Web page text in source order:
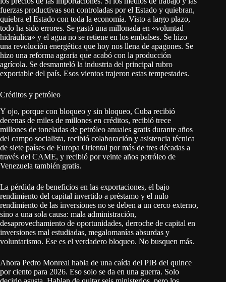
fuerzas productivas son controladas por el Estado y quiebran,
quiebra el Estado con toda la economía. Visto a largo plazo,
todo ha sido errores. Se gastó una millonada en «voluntad
hidráulica» y el agua no se retiene en los embalses. Se hizo
una revolución energética que hoy nos llena de apagones. Se
hizo una reforma agraria que acabó con la producción
agrícola. Se desmanteló la industria del principal rubro
exportable del país. Esos vientos trajeron estas tempestades.
Créditos y petróleo
Y ojo, porque con bloqueo y sin bloqueo, Cuba recibió
decenas de miles de millones en créditos, recibió trece
millones de toneladas de petróleo anuales gratis durante años
del campo socialista, recibió colaboración y asistencia técnica
de siete países de Europa Oriental por más de tres décadas a
través del CAME, y recibió por veinte años petróleo de
Venezuela también gratis.
La pérdida de beneficios en las exportaciones, el bajo
rendimiento del capital invertido a préstamo y el nulo
rendimiento de las inversiones no se deben a un cerco externo,
sino a una sola causa: mala administración,
desaprovechamiento de oportunidades, derroche de capital en
inversiones mal estudiadas, megalomanías absurdas y
voluntarismo. Ese es el verdadero bloqueo. No busquen más.
Ahora Pedro Monreal habla de una caída del PIB del quince
por ciento para 2026. Eso solo se da en una guerra. Solo